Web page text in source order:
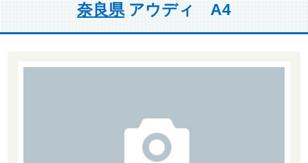
奈良県アウディ A4